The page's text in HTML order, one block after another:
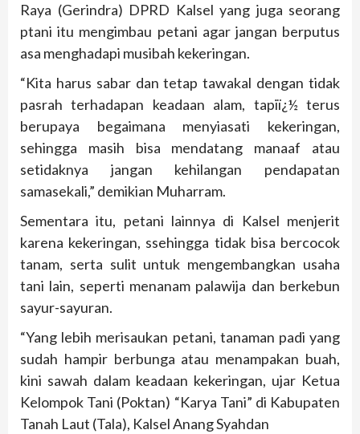
Raya (Gerindra) DPRD Kalsel yang juga seorang
ptani itu mengimbau petani agar jangan berputus
asa menghadapi musibah kekeringan.
“Kita harus sabar dan tetap tawakal dengan tidak
pasrah terhadapan keadaan alam, tapiï¿½ terus
berupaya begaimana menyiasati kekeringan,
sehingga masih bisa mendatang manaaf atau
setidaknya jangan kehilangan pendapatan
samasekali,” demikian Muharram.
Sementara itu, petani lainnya di Kalsel menjerit
karena kekeringan, ssehingga tidak bisa bercocok
tanam, serta sulit untuk mengembangkan usaha
tani lain, seperti menanam palawija dan berkebun
sayur-sayuran.
“Yang lebih merisaukan petani, tanaman padi yang
sudah hampir berbunga atau menampakan buah,
kini sawah dalam keadaan kekeringan, ujar Ketua
Kelompok Tani (Poktan) “Karya Tani” di Kabupaten
Tanah Laut (Tala), Kalsel Anang Syahdan